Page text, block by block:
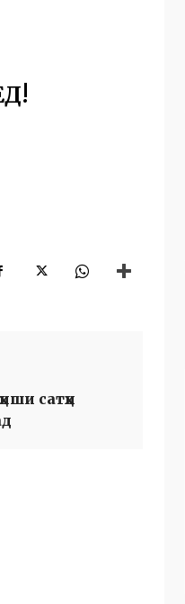
сатҳи